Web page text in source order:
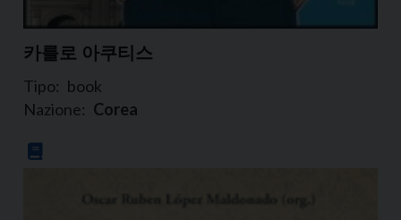
카를로 아쿠티스
Tipo: book
Nazione: Corea